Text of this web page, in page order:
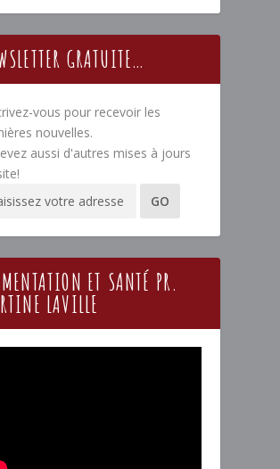
GRATUITE…
vous pour recevoir les
nouvelles.
aussi d'autres mises à jours
ET SANTÉ PR.
LAVILLE